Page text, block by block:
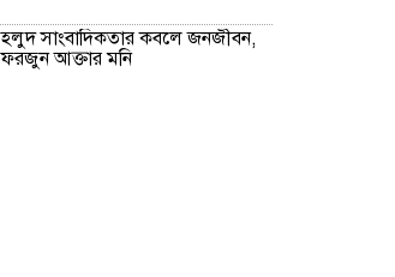
হলুদ সাংবাদিকতার কবলে জনজীবন,
ফরজুন আক্তার মনি